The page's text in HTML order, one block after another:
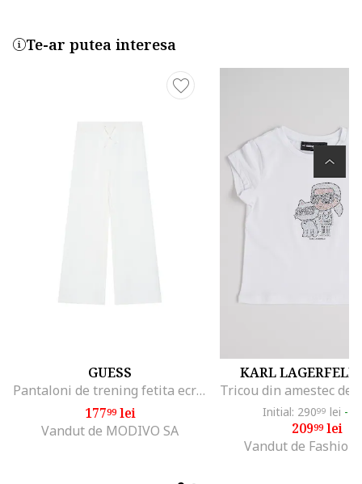
Te-ar putea interesa
GUESS
Pantaloni de trening fetita ecru,
17799lei
Vandut de MODIVO SA
KARL
Initial: 29099 lei -
20999lei
Vandut de Fashion